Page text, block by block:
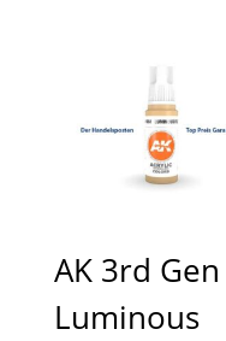
AK 3rd Gen
Luminous